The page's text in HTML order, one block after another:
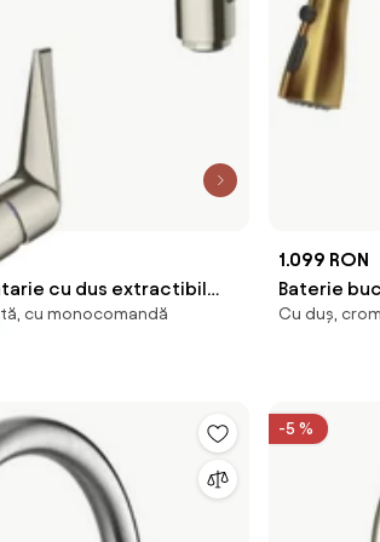
cu dus extractibil
Select M51 sBox cu 2
cu monocomandă
1.099 RON
Baterie
Quadron
Cu duș,
-5 %